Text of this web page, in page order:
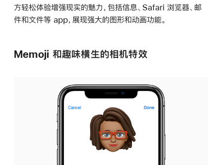
方轻松体验增强现实的魅力，包括信息、Safari 浏览器、邮
件和文件等 app，展现强大的图形和动画功能。
Memoji 和趣味横生的相机特效